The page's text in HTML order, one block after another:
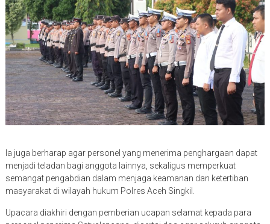
Ia juga berharap agar personel yang menerima penghargaan dapat
menjadi teladan bagi anggota lainnya, sekaligus memperkuat
semangat pengabdian dalam menjaga keamanan dan ketertiban
masyarakat di wilayah hukum Polres Aceh Singkil.
Upacara diakhiri dengan pemberian ucapan selamat kepada para